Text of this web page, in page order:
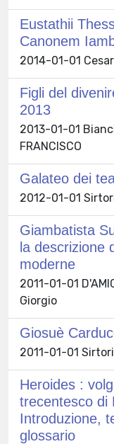
Eustathii
Canonem
2014-01-01
Figli del
2013
2013-01-01
FRANCISCO
Galateo dei
2012-01-01
Giambatista
la descrizione
moderne
2011-01-01
Giorgio
Giosuè
2011-01-01
Heroides :
trecentesco di
Introduzione,
glossario